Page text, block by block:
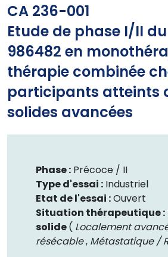
CA 236-001
Etude de phase I/II
986482 en
thérapie combinée
participants atteints
solides avancées
Phase : Précoce / II
Type d'essai : Industriel
Etat de l'essai :Ouvert
Situation thérapeutique :
solide( Localement
résécable, Métastatique /